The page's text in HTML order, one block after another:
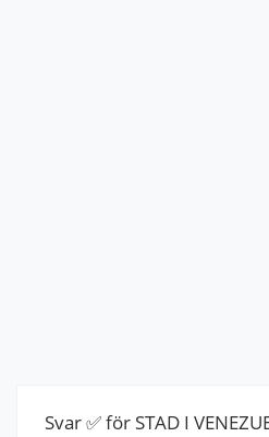
Svar ✅ för STAD I